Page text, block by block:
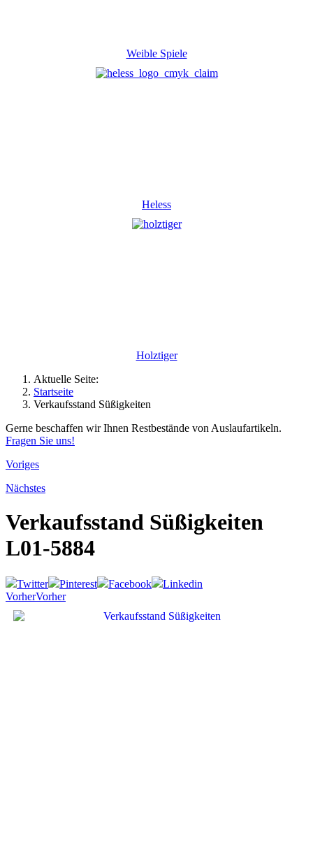
Weible Spiele
Heless
Holztiger
Aktuelle Seite:
Startseite
Verkaufsstand Süßigkeiten
Gerne beschaffen wir Ihnen Restbestände von Auslaufartikeln.
Fragen Sie uns!
Voriges
Nächstes
Verkaufsstand Süßigkeiten
L01-5884
Twitter Pinterest Facebook
Linkedin
VorherVorher